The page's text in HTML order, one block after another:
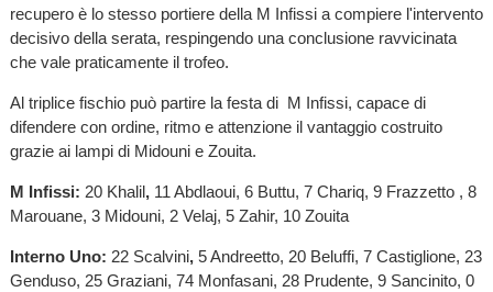
recupero è lo stesso portiere della M Infissi a compiere l'intervento
decisivo della serata, respingendo una conclusione ravvicinata
che vale praticamente il trofeo.
Al triplice fischio può partire la festa di M Infissi, capace di
difendere con ordine, ritmo e attenzione il vantaggio costruito
grazie ai lampi di Midouni e Zouita.
M Infissi: 20 Khalil, 11 Abdlaoui, 6 Buttu, 7 Chariq, 9 Frazzetto , 8
Marouane, 3 Midouni, 2 Velaj, 5 Zahir, 10 Zouita
Interno Uno: 22 Scalvini, 5 Andreetto, 20 Beluffi, 7 Castiglione, 23
Genduso, 25 Graziani, 74 Monfasani, 28 Prudente, 9 Sancinito, 0